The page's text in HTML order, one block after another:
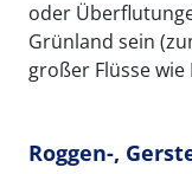
oder
Grünland sein
großer Flüsse wie
Roggen-,